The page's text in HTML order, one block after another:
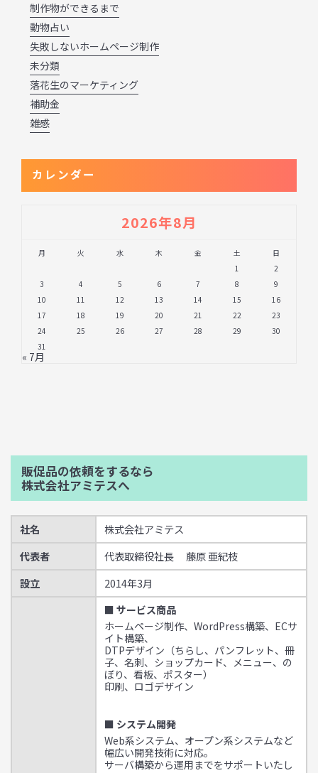
制作物ができるまで
動物占い
失敗しないホームページ制作
未分類
落花生のマーケティング
補助金
雑感
カレンダー
2026年8月
月 火 水 木 金 土
日
1
2
3
4 5 6 7 8
9
10
11 12 13 14 15
16
17
18 19 20 21 22
23
24
25 26 27 28 29
30
31
« 7月
販促品の依頼をするなら
株式会社アミテスへ
社名
株式会社アミテス
代表者
代表取締役社長 藤原 亜紀枝
設立
2014年3月
■ サービス商品
ホームページ制作、WordPress構築、ECサ
イト構築、
DTPデザイン（ちらし、パンフレット、冊
子、名刺、ショップカード、メニュー、の
ぼり、看板、ポスター）
印刷、ロゴデザイン
■ システム開発
Web系システム、オープン系システムなど
幅広い開発技術に対応。
サーバ構築から運用までをサポートいたし